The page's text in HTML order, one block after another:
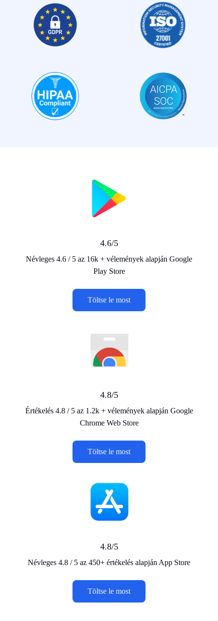
4.6/5
Névleges 4.6 / 5 az 16k + vélemények alapján Google
Play Store
Töltse le most
4.8/5
Értékelés 4.8 / 5 az 1.2k + vélemények alapján Google
Chrome Web Store
Töltse le most
4.8/5
Névleges 4.8 / 5 az 450+ értékelés alapján App Store
Töltse le most